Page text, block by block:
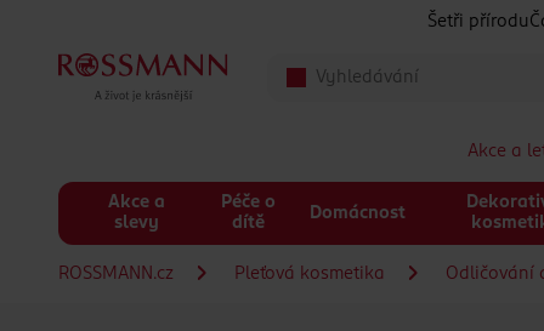
Šetři přírodu
Akce a
Akce a
slevy
Péče o
dítě
Domácnost
ROSSMANN.cz Pleťová kosmetika Odličování